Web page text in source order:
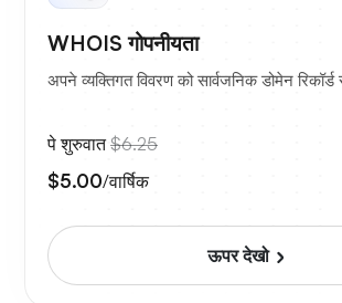
WHOIS गोपनीयता
अपने व्यक्तिगत विवरण को सार्वजनिक डोमेन
पे शुरुवात$6.25
$5.00/वार्षिक
ऊपर देखो